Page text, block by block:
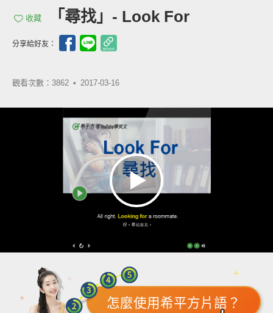
收藏 「尋找」- Look For
分享給好友：
觀看次數：3862 • 2017-03-16
怎麼使用希平方片語？